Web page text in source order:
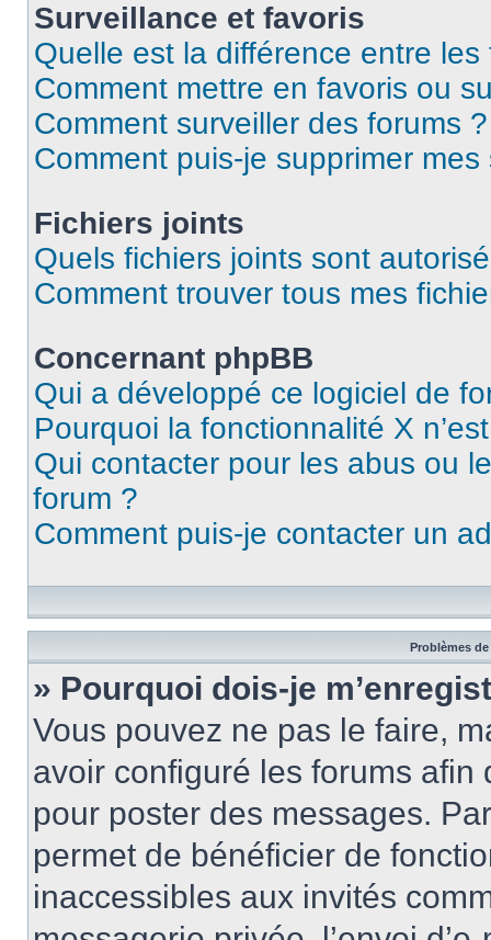
Surveillance et favoris
Quelle est la différence entre
Comment mettre en favoris ou
Comment surveiller des forums ?
Comment puis-je supprimer
Fichiers joints
Quels fichiers joints sont
Comment trouver tous mes
Concernant phpBB
Qui a développé ce logiciel de
Pourquoi la fonctionnalité X
Qui contacter pour les abus ou
forum ?
Comment puis-je contacter un
Problèmes
» Pourquoi dois-je
Vous pouvez ne pas le faire,
avoir configuré les forums afin
pour poster des messages.
permet de bénéficier de
inaccessibles aux invités